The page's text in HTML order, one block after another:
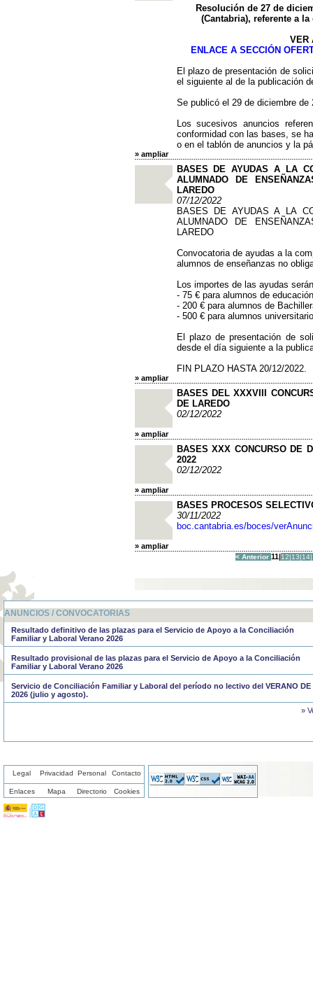
Resolución de 27 de
(Cantabria), referente a
VER
ENLACE A SECCIÓN
El plazo de presentación de
el siguiente al de la publicación
Se publicó el 29 de diciembre de
Los sucesivos anuncios
conformidad con las bases, se
o en el tablón de anuncios y la
» ampliar
BASES DE AYUDAS A LA
ALUMNADO DE
LAREDO
07/12/2022
BASES DE AYUDAS A LA
ALUMNADO DE
LAREDO
Convocatoria de ayudas a la
alumnos de enseñanzas no
Los importes de las ayudas
- 75 € para alumnos de
- 200 € para alumnos de
- 500 € para alumnos
El plazo de presentación de
desde el día siguiente a la
FIN PLAZO HASTA 20/12/2022.
» ampliar
BASES DEL XXXVIII
DE LAREDO
02/12/2022
» ampliar
BASES XXX CONCURSO DE
2022
02/12/2022
» ampliar
BASES PROCESOS
30/11/2022
boc.cantabria.es/boces/
» ampliar
< Anterior 11|12|13|14|
ANUNCIOS / CONVOCATORIAS
Resultado definitivo de las plazas para el Servicio de Apoyo a la Conciliación
Familiar y Laboral Verano 2026
Resultado provisional de las plazas para el Servicio de Apoyo a la Conciliación
Familiar y Laboral Verano 2026
Servicio de Conciliación Familiar y Laboral del período no lectivo del VERANO DE
2026 (julio y agosto).
»
Legal Privacidad Personal Contacto
Enlaces Mapa Directorio Cookies